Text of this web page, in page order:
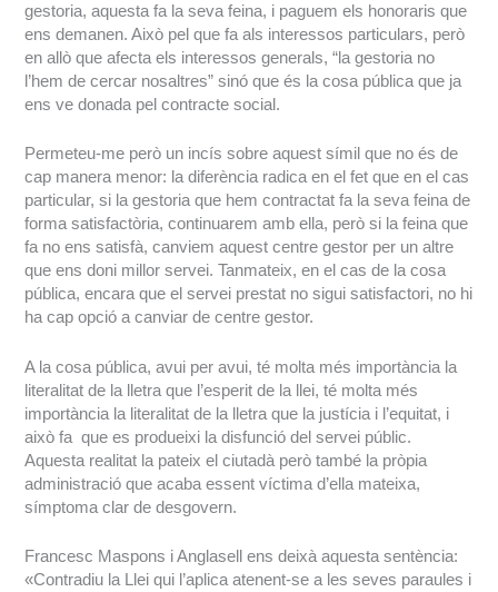
gestoria, aquesta fa la seva feina, i paguem els honoraris que
ens demanen. Això pel que fa als interessos particulars, però
en allò que afecta els interessos generals, “la gestoria no
l’hem de cercar nosaltres” sinó que és la cosa pública que ja
ens ve donada pel contracte social.
Permeteu-me però un incís sobre aquest símil que no és de
cap manera menor: la diferència radica en el fet que en el cas
particular, si la gestoria que hem contractat fa la seva feina de
forma satisfactòria, continuarem amb ella, però si la feina que
fa no ens satisfà, canviem aquest centre gestor per un altre
que ens doni millor servei. Tanmateix, en el cas de la cosa
pública, encara que el servei prestat no sigui satisfactori, no hi
ha cap opció a canviar de centre gestor.
A la cosa pública, avui per avui, té molta més importància la
literalitat de la lletra que l’esperit de la llei, té molta més
importància la literalitat de la lletra que la justícia i l’equitat, i
això fa que es produeixi la disfunció del servei públic.
Aquesta realitat la pateix el ciutadà però també la pròpia
administració que acaba essent víctima d’ella mateixa,
símptoma clar de desgovern.
Francesc Maspons i Anglasell ens deixà aquesta sentència:
«Contradiu la Llei qui l’aplica atenent-se a les seves paraules i